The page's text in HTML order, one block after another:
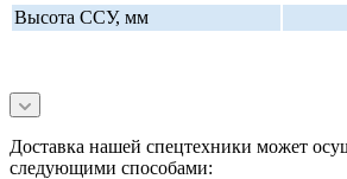
Высота ССУ, мм
Доставка нашей спецтехники может
следующими способами: